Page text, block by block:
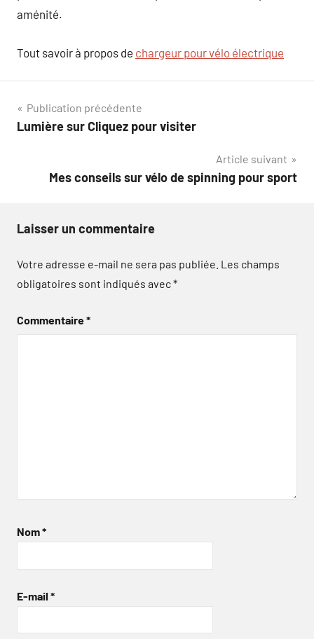
aménité.
Tout savoir à propos de chargeur pour vélo électrique
Navigation
de
Publication précédente
Lumière sur Cliquez pour visiter
Article suivant
Mes conseils sur vélo de spinning pour sport
Laisser un commentaire
Votre adresse e-mail ne sera pas publiée. Les champs
obligatoires sont indiqués avec*
Commentaire*
Nom*
E-mail *